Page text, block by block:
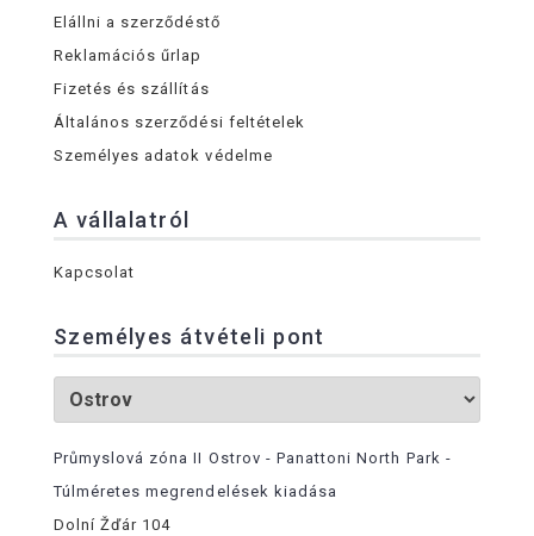
Elállni a szerződéstő
Reklamációs űrlap
Fizetés és szállítás
Általános szerződési feltételek
Személyes adatok védelme
A vállalatról
Kapcsolat
Személyes átvételi pont
Průmyslová zóna II Ostrov - Panattoni North Park -
Túlméretes megrendelések kiadása
Dolní Žďár 104